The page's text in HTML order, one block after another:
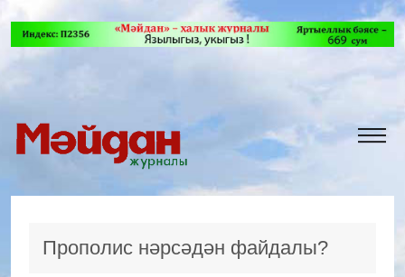
Прополис нәрсәдән файдалы?